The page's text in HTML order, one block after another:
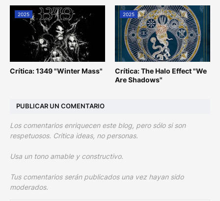
2025
Crítica: 1349 "Winter Mass"
2025
Crítica: The Halo Effect "We
Are Shadows"
PUBLICAR UN COMENTARIO
Los comentarios enriquecen este blog, pero sólo si son
respetuosos. Critica ideas, no personas.
Usa un tono amable y constructivo.
Tus comentarios serán publicados una vez hayan sido
moderados.